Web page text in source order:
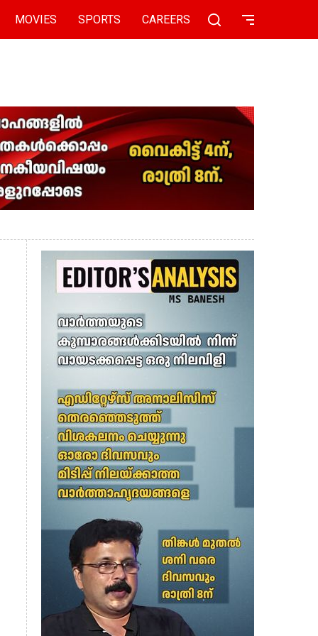
MOVIES SPORTS CAREERS